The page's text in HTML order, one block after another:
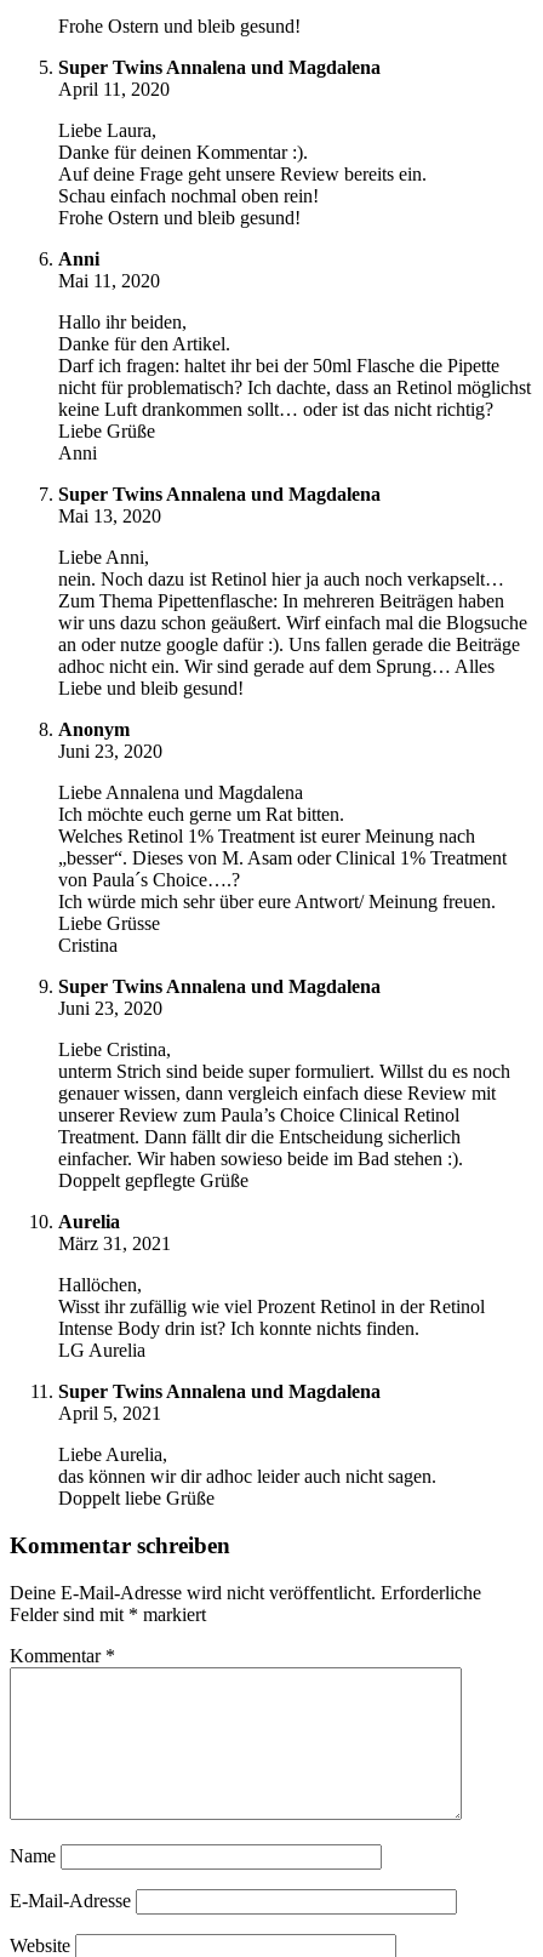
Frohe Ostern und bleib gesund!
Super Twins Annalena und Magdalena
April 11, 2020
Liebe Laura,
Danke für deinen Kommentar :).
Auf deine Frage geht unsere Review bereits ein.
Schau einfach nochmal oben rein!
Frohe Ostern und bleib gesund!
Anni
Mai 11, 2020
Hallo ihr beiden,
Danke für den Artikel.
Darf ich fragen: haltet ihr bei der 50ml Flasche die Pipette
nicht für problematisch? Ich dachte, dass an Retinol möglichst
keine Luft drankommen sollt… oder ist das nicht richtig?
Liebe Grüße
Anni
Super Twins Annalena und Magdalena
Mai 13, 2020
Liebe Anni,
nein. Noch dazu ist Retinol hier ja auch noch verkapselt…
Zum Thema Pipettenflasche: In mehreren Beiträgen haben
wir uns dazu schon geäußert. Wirf einfach mal die Blogsuche
an oder nutze google dafür :). Uns fallen gerade die Beiträge
adhoc nicht ein. Wir sind gerade auf dem Sprung… Alles
Liebe und bleib gesund!
Anonym
Juni 23, 2020
Liebe Annalena und Magdalena
Ich möchte euch gerne um Rat bitten.
Welches Retinol 1% Treatment ist eurer Meinung nach
„besser“. Dieses von M. Asam oder Clinical 1% Treatment
von Paula´s Choice….?
Ich würde mich sehr über eure Antwort/ Meinung freuen.
Liebe Grüsse
Cristina
Super Twins Annalena und Magdalena
Juni 23, 2020
Liebe Cristina,
unterm Strich sind beide super formuliert. Willst du es noch
genauer wissen, dann vergleich einfach diese Review mit
unserer Review zum Paula’s Choice Clinical Retinol
Treatment. Dann fällt dir die Entscheidung sicherlich
einfacher. Wir haben sowieso beide im Bad stehen :).
Doppelt gepflegte Grüße
Aurelia
März 31, 2021
Hallöchen,
Wisst ihr zufällig wie viel Prozent Retinol in der Retinol
Intense Body drin ist? Ich konnte nichts finden.
LG Aurelia
Super Twins Annalena und Magdalena
April 5, 2021
Liebe Aurelia,
das können wir dir adhoc leider auch nicht sagen.
Doppelt liebe Grüße
Kommentar schreiben
Deine E-Mail-Adresse wird nicht veröffentlicht. Erforderliche
Felder sind mit * markiert
Kommentar *
Name
E-Mail-Adresse
Website